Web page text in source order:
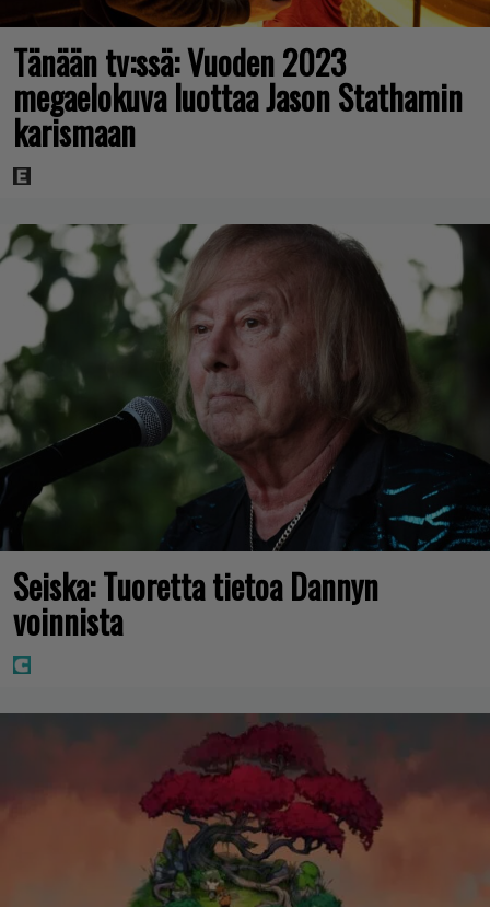
Tänään tv:ssä: Vuoden 2023
megaelokuva luottaa Jason Stathamin
karismaan
Seiska: Tuoretta tietoa Dannyn
voinnista